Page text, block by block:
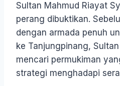
Sultan Mahmud Riayat
perang dibuktikan.
dengan armada penuh
ke Tanjungpinang,
mencari permukiman
strategi menghadapi